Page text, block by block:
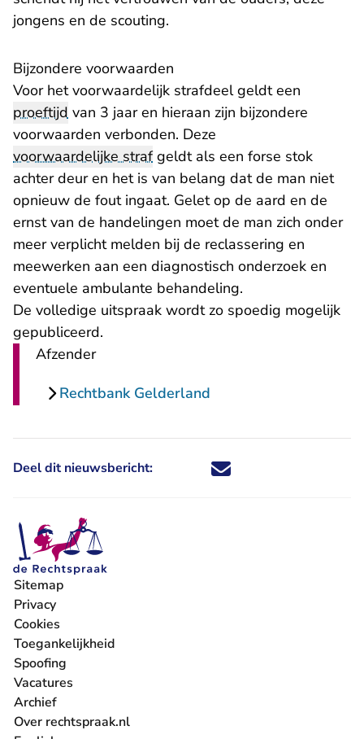
jongens en de scouting.
Bijzondere voorwaarden
Voor het voorwaardelijk strafdeel geldt een
proeftijd van 3 jaar en hieraan zijn bijzondere
voorwaarden verbonden. Deze
voorwaardelijke strafgeldt als een forse stok
achter deur en het is van belang dat de man niet
opnieuw de fout ingaat. Gelet op de aard en de
ernst van de handelingen moet de man zich onder
meer verplicht melden bij de reclassering en
meewerken aan een diagnostisch onderzoek en
eventuele ambulante behandeling.
De volledige uitspraak wordt zo spoedig mogelijk
gepubliceerd.
Afzender
Rechtbank Gelderland
Deel dit nieuwsbericht: Deel dit nieuwsbericht via X -
Deel dit nieuwsbericht via
Deel dit nieuwsbericht
Deel dit
Sitemap
Privacy
Cookies
Toegankelijkheid
Spoofing
Vacatures
- U verlaat Rechtspraak.nl
Archief
Over rechtspraak.nl